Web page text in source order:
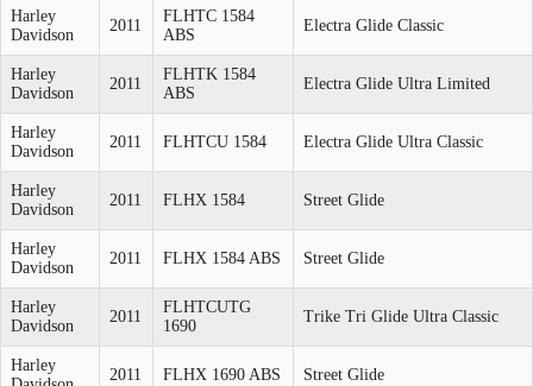
Harley
Davidson
2011
FLHTC 1584
ABS
Electra Glide Classic
Harley
Davidson
2011
FLHTK 1584
ABS
Electra Glide Ultra Limited
Harley
Davidson
2011 FLHTCU 1584 Electra Glide Ultra Classic
Harley
Davidson
2011 FLHX 1584 Street Glide
Harley
Davidson
2011 FLHX 1584 ABS Street Glide
Harley
Davidson
2011
FLHTCUTG
1690
Trike Tri Glide Ultra Classic
Harley
2011 FLHX 1690 ABS Street Glide